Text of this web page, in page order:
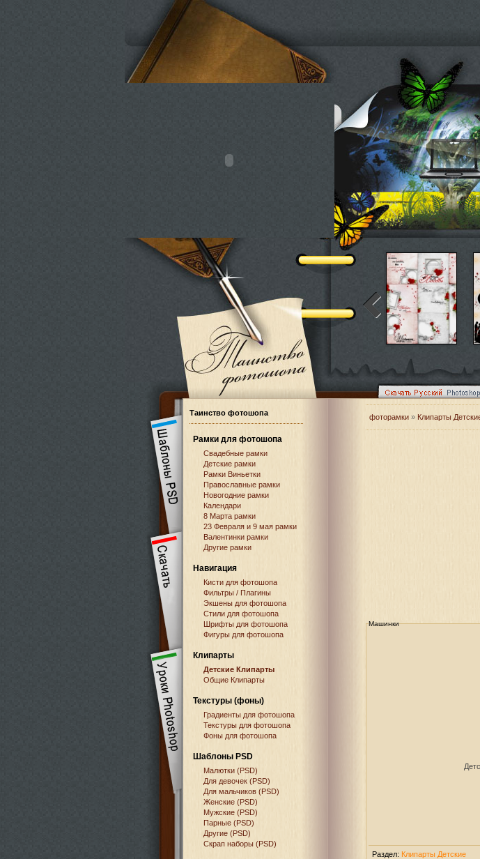
Таинство фотошопа
Рамки для фотошопа
Свадебные рамки
Детские рамки
Рамки Виньетки
Православные рамки
Новогодние рамки
Календари
8 Марта рамки
23 Февраля и 9 мая рамки
Валентинки рамки
Другие рамки
Навигация
Кисти для фотошопа
Фильтры / Плагины
Экшены для фотошопа
Стили для фотошопа
Шрифты для фотошопа
Фигуры для фотошопа
Клипарты
Детские Клипарты
Общие Клипарты
Текстуры (фоны)
Градиенты для фотошопа
Текстуры для фотошопа
Фоны для фотошопа
Шаблоны PSD
Малютки (PSD)
Для девочек (PSD)
Для мальчиков (PSD)
Женские (PSD)
Мужские (PSD)
Парные (PSD)
Другие (PSD)
Скрап наборы (PSD)
фоторамки» Клипарты
Машинки
Раздел: Клипарты Детские